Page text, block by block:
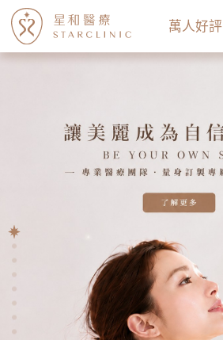
萬人好評